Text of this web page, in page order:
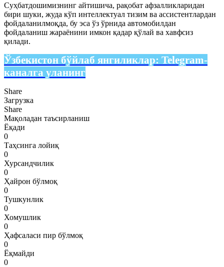
Суҳбатдошимизнинг айтишича, рақобат афзалликларидан
бири шуки, жуда кўп интеллектуал тизим ва ассистентлардан
фойдаланилмоқда, бу эса ўз ўрнида автомобилдан
фойдаланиш жараёнини имкон қадар қўлай ва хавфсиз
қилади.
Ўзбекистон бўйлаб янгиликлар: Telegram-
каналга уланинг
Share
Загрузка
Share
Мақоладан таъсирланиш
Ёқади
0
Таҳсинга лойиқ
0
Хурсандчилик
0
Ҳайрон бўлмоқ
0
Тушкунлик
0
Хомушлик
0
Ҳафсаласи пир бўлмоқ
0
Ёқмайди
0